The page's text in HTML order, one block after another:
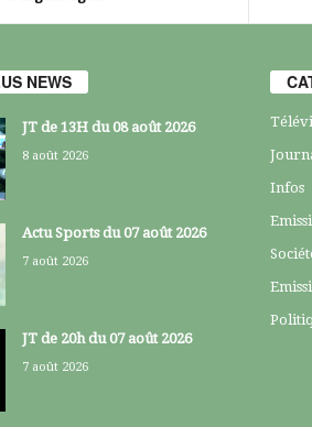
NEWS
JT de 13H du 08 août 2026
8 août 2026
Actu Sports du 07 août 2026
7 août 2026
JT de 20h du 07 août 2026
7 août 2026
Infos